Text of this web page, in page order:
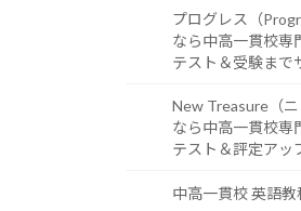
プログレス（
なら中高一貫校専
テスト＆受験まで
New Treasure（
なら中高一貫校専
テスト＆評定アッ
中高一貫校 英語